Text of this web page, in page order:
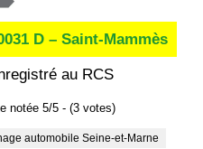
D – Saint-Mammès
au RCS
notée 5/5 - (3 votes)
automobile Seine-et-Marne